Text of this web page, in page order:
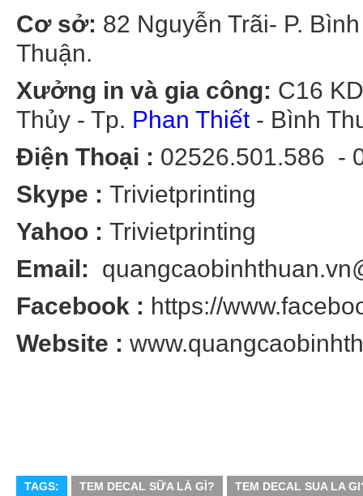
Cơ sở: 82 Nguyễn Trãi- P.
Thuận.
Xưởng in và gia công: C16
Thủy - Tp. Phan Thiết- Bình
Điện Thoại : 02526.501.586 -
Skype : Trivietprinting
Yahoo : Trivietprinting
Email:
Facebook : https://
Website :
TAGS: TEM DECAL SỮA LÀ GÌ? TEM DECAL SUA LA